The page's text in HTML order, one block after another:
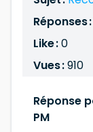
Réponses :
Like :0
Vues :910
Réponse
PM